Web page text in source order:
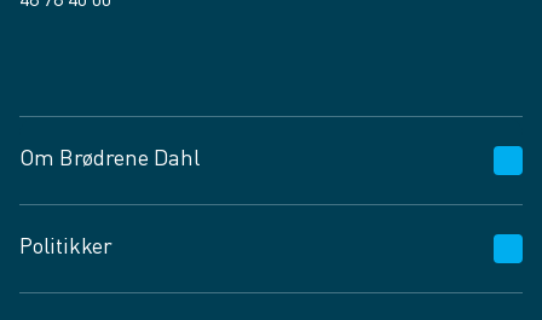
Om Brødrene Dahl
Vagttelefon 30 10 89 89
Spørgsmål og svar
Politikker